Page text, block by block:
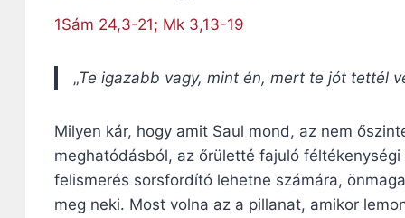
1Sám 24,3-21; Mk 3,13-19
„Te igazabb vagy, mint én, mert te jót tettél
Milyen kár, hogy amit Saul mond, az nem
meghatódásból, az őrületté fajuló
felismerés sorsfordító lehetne számára,
meg neki. Most volna az a pillanat, amikor